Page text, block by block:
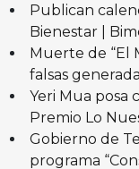
Publican
Bienestar |
Muerte de “El
falsas
Yeri Mua posa
Premio Lo
Gobierno de
programa